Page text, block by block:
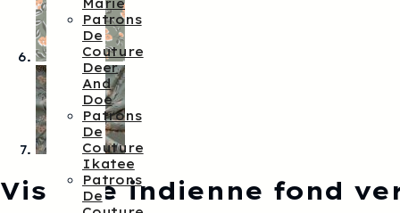
Marie
Patrons
De
Couture
Deer
And
Doe
Patrons
De
Couture
Ikatee
Patrons
De
Viscose indienne fond